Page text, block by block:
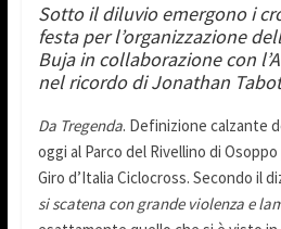
Sotto il diluvio emergono i
festa per l’organizzazione
Buja in collaborazione con
nel ricordo di Jonathan
Da Tregenda. Definizione calzante
oggi al Parco del Rivellino di
Giro d’Italia Ciclocross. Secondo il
si scatena con grande violenza e